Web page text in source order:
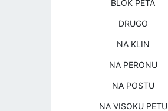
BLOK PETA
DRUGO
NA KLIN
NA PERONU
NA POSTU
NA VISOKU PETU